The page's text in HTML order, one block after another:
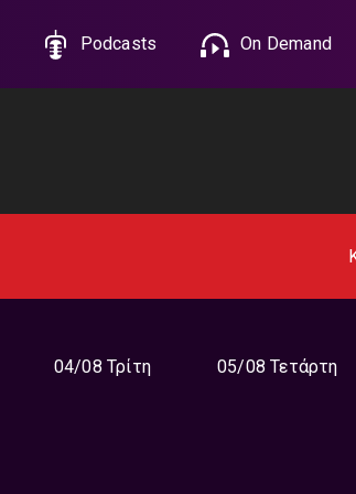
Podcasts On Demand
04/08 Τρίτη 05/08 Τετάρτη